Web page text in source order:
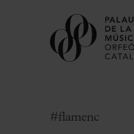
#flamenc